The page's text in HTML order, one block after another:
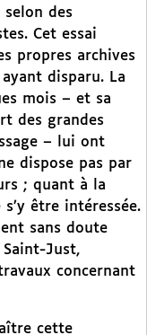
des
Cet essai
propres archives
disparu. La
mois – et sa
des grandes
– lui ont
dispose pas par
; quant à la
être intéressée.
sans doute
Saint-Just,
concernant
cette